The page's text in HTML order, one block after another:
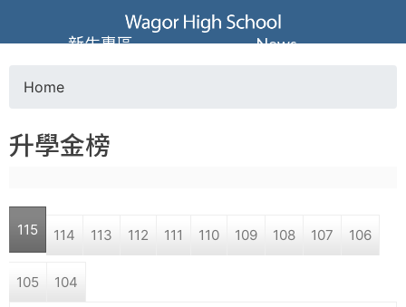
Jump to navigation
葳
格
高
中
學
o
u
a
r
Home
升學金榜
115 114 113 112 111 110 109 108 107 106
105 104
新生專區 News